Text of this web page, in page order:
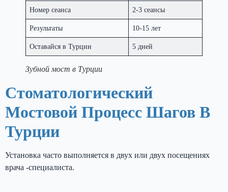
Номер сеанса 2-3 сеансы
Результаты 10-15 лет
Оставайся в Турции 5 дней
Зубной мост в Турции
Стоматологический
Мостовой Процесс Шагов В
Турции
Установка часто выполняется в двух или двух посещениях
врача -специалиста.